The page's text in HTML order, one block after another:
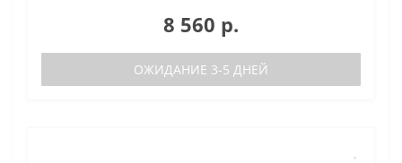
8 560 р.
ОЖИДАНИЕ 3-5 ДНЕЙ